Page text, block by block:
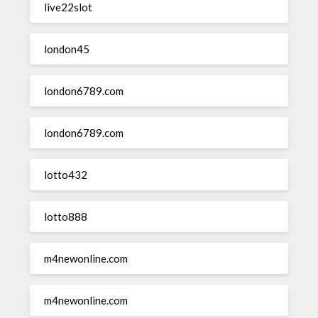
live22slot
london45
london6789.com
london6789.com
lotto432
lotto888
m4newonline.com
m4newonline.com